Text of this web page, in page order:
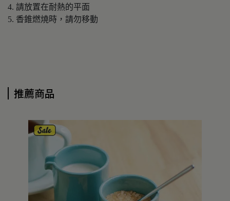
4. 請放置在耐熱的平面
5. 香錐燃燒時，請勿移動
推薦商品